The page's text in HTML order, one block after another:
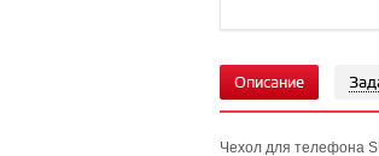
Описание
Чехол для телефона